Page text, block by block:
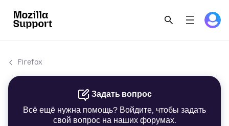
Firefox
Задать вопрос
Всё ещё нужна помощь? Войдите, чтобы задать
свой вопрос на наших форумах.